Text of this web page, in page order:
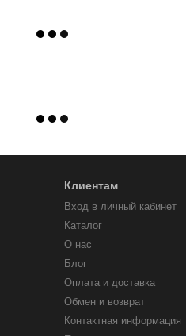
Клиентам
Вход в личный кабинет
Каталог
О нас
Блог
Оплата и доставка
Обмен и возврат
Контактная информация